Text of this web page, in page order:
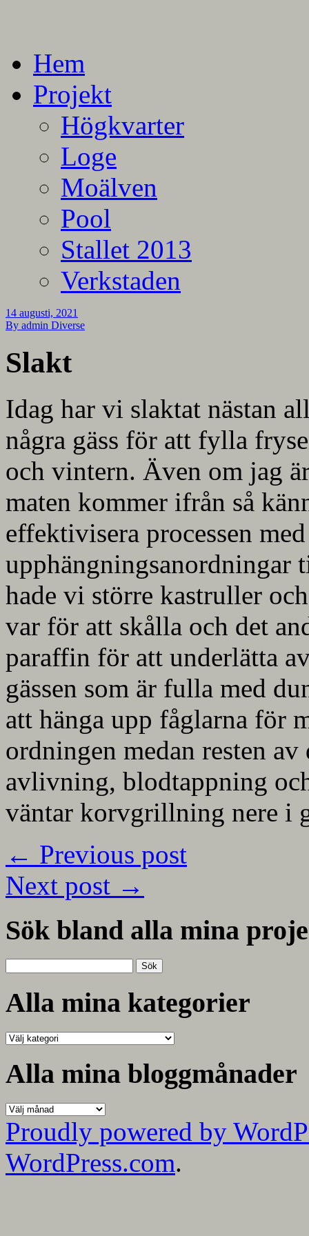
Hem
Projekt
Högkvarter
Loge
Moälven
Pool
Stallet 2013
Verkstaden
14 augusti, 2021
By admin Diverse
Slakt
Idag har vi slaktat nästan
några gäss för att fylla
och vintern. Även om jag
maten kommer ifrån så
effektivisera processen
upphängningsanordningar
hade vi större kastruller
var för att skålla och det
paraffin för att underlätta
gässen som är fulla med
att hänga upp fåglarna för
ordningen medan resten
avlivning, blodtappning
väntar korvgrillning nere i
← Previous post
Next post →
Sök bland alla mina
efter:
Alla mina kategorier
Alla
kategorier
Alla mina bloggmånader
Alla
mina
bloggmånader
Proudly powered by
WordPress.com.